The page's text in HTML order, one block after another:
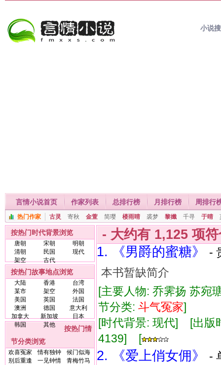
小说
言情小说首页 作家列表 总排行榜 月排行榜 周排行
热门作家 古灵 寄秋 金萱 简璎 楼雨晴 裘梦 黎孅 千寻 于晴
按热门时代背景浏览
唐朝 宋朝
明朝
清朝
民国
现代
架空
古代
按热门故事地点浏览
大陆 香港
台湾
某市
架空
外国
美国
英国
法国
澳洲
德国
意大利
加拿大
新加坡
日本
韩国
其他
按热门情
节分类浏览
欢喜冤家 情有独钟
候门似海
别后重逢
一见钟情
青梅竹马
- 大约有 1,125 项
1. 《男爵的蜜糖》
-
本书暂缺简介
[主要人物: 乔霁扬 苏
节分类: 斗气冤家]
[时代背景: 现代] [出
4139] [
2. 《爱上俏女佣》
-